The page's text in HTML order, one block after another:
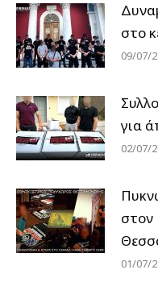
στο
09/07/
για
02/07/
στον
01/07/